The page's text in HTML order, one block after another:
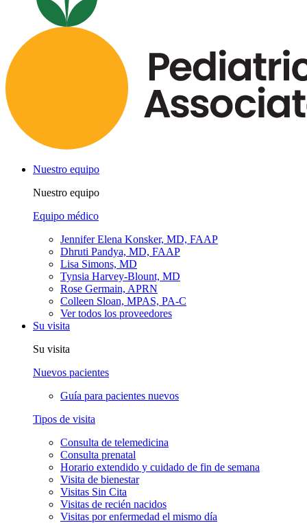
Nuestro equipo
Nuestro equipo
Equipo médico
Jennifer Elena Konsker, MD, FAAP
Dhruti Pandya, MD, FAAP
Lisa Simons, MD
Tynsia Harvey-Blount, MD
Rose Germain, APRN
Colleen Sloan, MPAS, PA-C
Ver todos los proveedores
Su visita
Su visita
Nuevos pacientes
Guía para pacientes nuevos
Tipos de visita
Consulta de telemedicina
Consulta prenatal
Horario extendido y cuidado de fin de semana
Visita de bienestar
Visitas Sin Cita
Visitas de recién nacidos
Visitas por enfermedad el mismo día